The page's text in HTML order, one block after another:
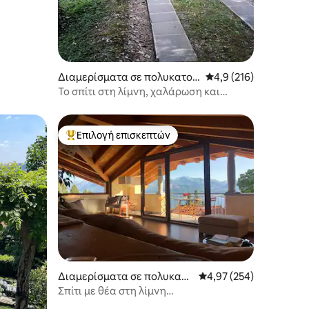
Διαμερίσματα σε πολυκατοι
κία
Μέση βαθμολογία:
4,9 (216)
Το σπίτι στη λίμνη, χαλάρωση και
Κορυφαία επιλογή επισκεπτών
Επιλογή επισκεπτών
Διαμερίσματα σε πολυκατο
ικία
Μέση βαθμολογία:
4,97 (254)
Σπίτι με θέα στη λίμνη